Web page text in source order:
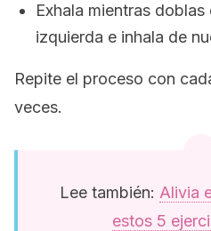
Exhala mientras
izquierda e inhala de
Repite el proceso con
veces.
Lee también: Alivia
estos 5